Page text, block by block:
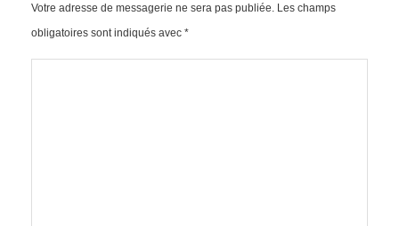
Votre adresse de messagerie ne sera pas publiée. Les champs
obligatoires sont indiqués avec *